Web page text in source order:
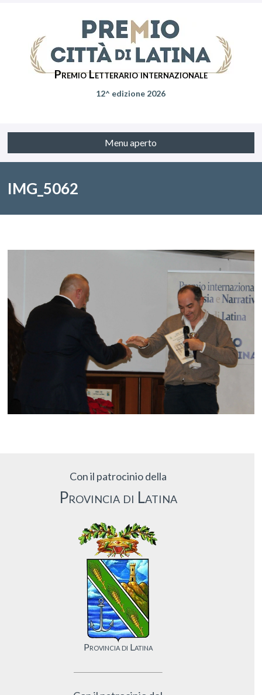
Premio Letterario internazionale
12^ edizione 2026
Menu aperto
IMG_5062
Con il patrocinio della
Provincia di Latina
Provincia di Latina